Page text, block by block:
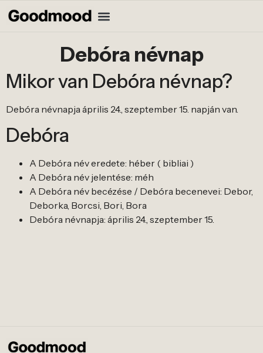
Debóra névnap
Mikor van Debóra névnap?
Debóra névnapja április 24., szeptember 15. napján van.
Debóra
A Debóra név eredete: héber ( bibliai )
A Debóra név jelentése: méh
A Debóra név becézése / Debóra becenevei: Debor,
Deborka, Borcsi, Bori, Bora
Debóra névnapja: április 24., szeptember 15.